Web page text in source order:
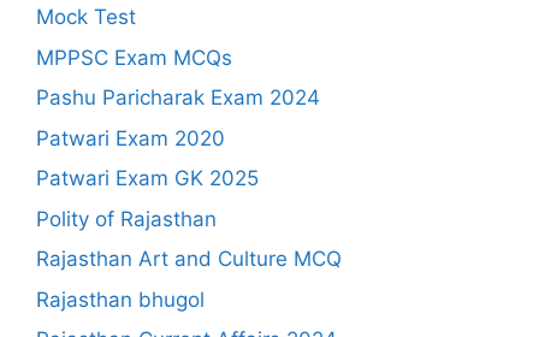
Mock Test
MPPSC Exam MCQs
Pashu Paricharak Exam 2024
Patwari Exam 2020
Patwari Exam GK 2025
Polity of Rajasthan
Rajasthan Art and Culture MCQ
Rajasthan bhugol